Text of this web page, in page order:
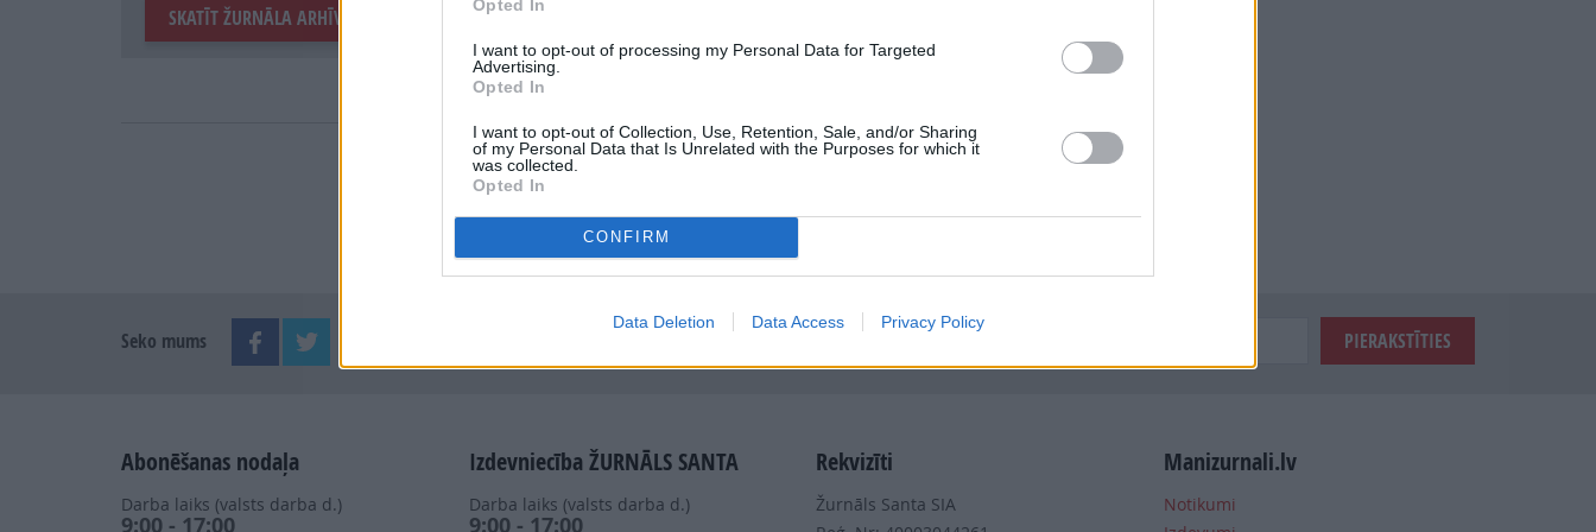
Opted In
I want to opt-out of processing my Personal Data for Targeted
Advertising.
Opted In
I want to opt-out of Collection, Use, Retention, Sale, and/or Sharing
of my Personal Data that Is Unrelated with the Purposes for which it
was collected.
Opted In
CONFIRM
Data Deletion Data Access Privacy Policy
SKATĪT ŽURNĀLA ARHĪVU
Seko mums Nepalaid garām akcijas un jaunumus
Abonēšanas nodaļa
Darba laiks (valsts darba d.)
9:00 - 17:00
Izdevniecība ŽURNĀLS SANTA
Darba laiks (valsts darba d.)
9:00 - 17:00
Rekvizīti
Žurnāls Santa SIA
Manizurnali.lv
Notikumi